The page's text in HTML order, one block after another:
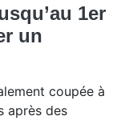
1er
un
coupée à
après des